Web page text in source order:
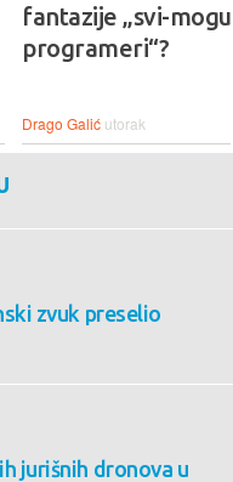
fantazije „svi-
programeri“?
Drago Galić utorak
zvuk preselio
jurišnih dronova u